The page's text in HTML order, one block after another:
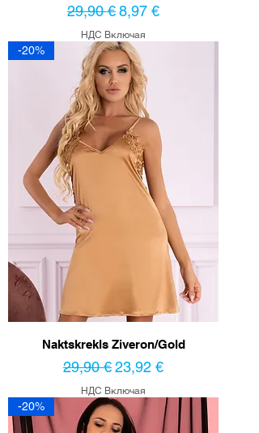
Обычная цена
29,90 €Цена со скидкой
8,97 €
НДС Включая
-20%
Naktskrekls Ziveron/Gold
Обычная цена
29,90 €Цена со скидкой
23,92 €
НДС Включая
-20%